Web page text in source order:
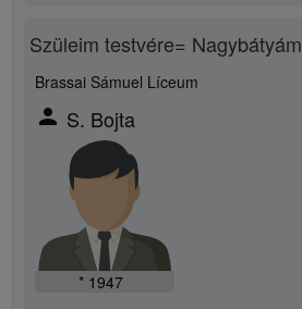
Szüleim testvére= Nagybátyám
Brassai Sámuel Líceum
person S. Bojta
* 1947